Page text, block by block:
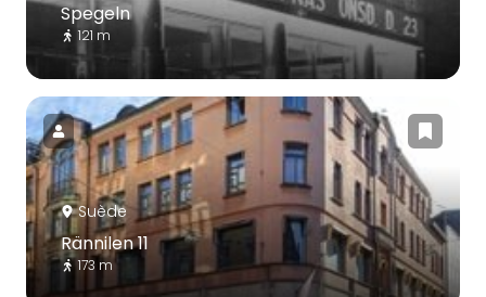
Spegeln
121 m
Suède
Rännilen 11
173 m